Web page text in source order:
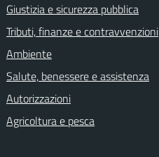
Giustizia e sicurezza pubblica
Tributi, finanze e contravvenzioni
Ambiente
Salute, benessere e assistenza
Autorizzazioni
Agricoltura e pesca